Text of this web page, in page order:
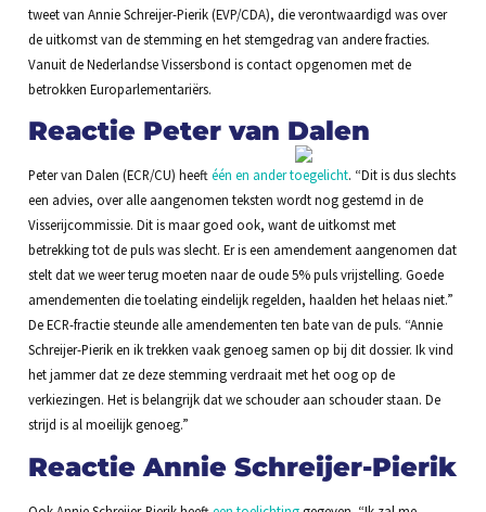
tweet van Annie Schreijer-Pierik (EVP/CDA), die verontwaardigd was over
de uitkomst van de stemming en het stemgedrag van andere fracties.
Vanuit de Nederlandse Vissersbond is contact opgenomen met de
betrokken Europarlementariërs.
Reactie Peter van Dalen
Peter van Dalen (ECR/CU) heeftéén en ander toegelicht. “Dit is dus slechts
een advies, over alle aangenomen teksten wordt nog gestemd in de
Visserijcommissie. Dit is maar goed ook, want de uitkomst met
betrekking tot de puls was slecht. Er is een amendement aangenomen dat
stelt dat we weer terug moeten naar de oude 5% puls vrijstelling. Goede
amendementen die toelating eindelijk regelden, haalden het helaas niet.”
De ECR-fractie steunde alle amendementen ten bate van de puls. “Annie
Schreijer-Pierik en ik trekken vaak genoeg samen op bij dit dossier. Ik vind
het jammer dat ze deze stemming verdraait met het oog op de
verkiezingen. Het is belangrijk dat we schouder aan schouder staan. De
strijd is al moeilijk genoeg.”
Reactie Annie Schreijer-Pierik